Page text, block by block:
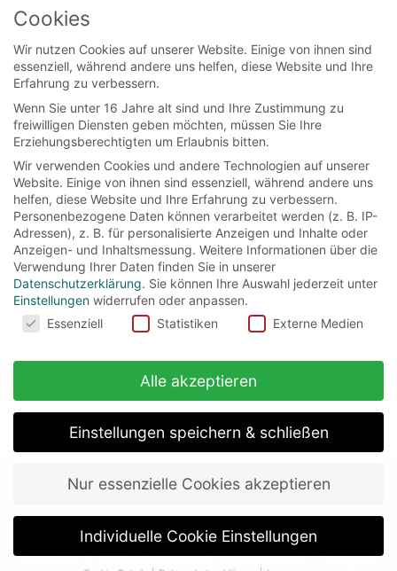
Harry Potter und die
Kammer des
Schreckens (Harry
Potter and the
Chamber of Secrets)
Harrys zweites Abenteuer in der Zauberwelt
beginnt mit einem Hauselfen, der im Haus von
Harrys Onkel und Tante...
Read More
Copyright © 2026officialregs. All rights reserved.|Designed
about impressum datenschutz
Cookies
Wir nutzen Cookies auf unserer Website. Einige von ihnen sind
essenziell, während andere uns helfen, diese Website und Ihre
Erfahrung zu verbessern.
Wenn Sie unter 16 Jahre alt sind und Ihre Zustimmung zu
freiwilligen Diensten geben möchten, müssen Sie Ihre
Erziehungsberechtigten um Erlaubnis bitten.
Wir verwenden Cookies und andere Technologien auf unserer
Website. Einige von ihnen sind essenziell, während andere uns
helfen, diese Website und Ihre Erfahrung zu verbessern.
Personenbezogene Daten können verarbeitet werden (z. B. IP-
Adressen), z. B. für personalisierte Anzeigen und Inhalte oder
Anzeigen- und Inhaltsmessung. Weitere Informationen über die
Verwendung Ihrer Daten finden Sie in unserer
Datenschutzerklärung. Sie können Ihre Auswahl jederzeit unter
Einstellungen widerrufen oder anpassen.
CookiesEssenziell Statistiken Externe Medien
Alle akzeptieren
Einstellungen speichern & schließen
Nur essenzielle Cookies akzeptieren
Individuelle Cookie Einstellungen